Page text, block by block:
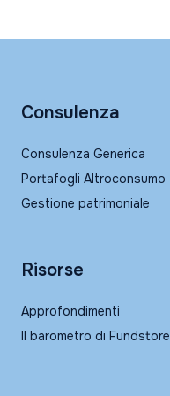
Consulenza
Consulenza Generica
Portafogli Altroconsumo
Gestione patrimoniale
Risorse
Approfondimenti
Il barometro di Fundstore